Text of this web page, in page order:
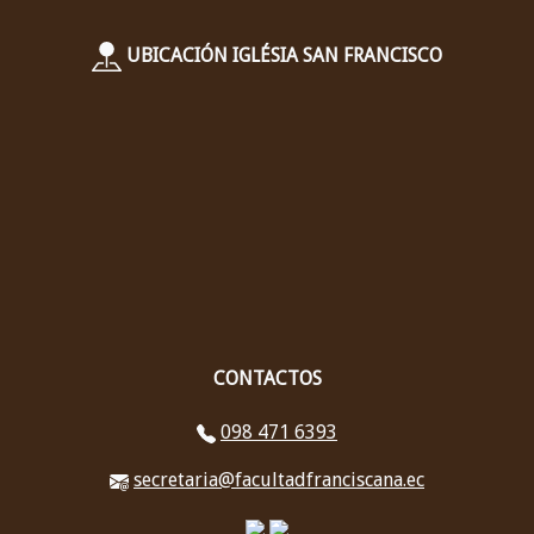
UBICACIÓN IGLÉSIA SAN FRANCISCO
CONTACTOS
098 471 6393
secretaria@facultadfranciscana.ec